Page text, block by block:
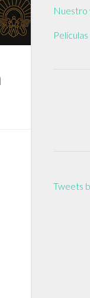
Nuestro
Tweets